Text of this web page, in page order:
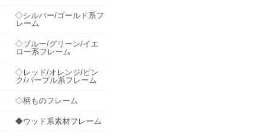
◇シルバー/ゴールド系フ
レーム
◇ブルー/グリーン/イエ
ロー系フレーム
◇レッド/オレンジ/ピン
ク/パープル系フレーム
◇柄ものフレーム
◆ウッド系素材フレーム